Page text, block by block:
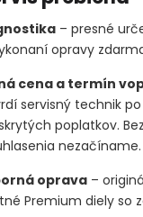
– presné
opravy
cena a termín
servisný technik
poplatkov.
nezačíname.
oprava –
Premium diely so